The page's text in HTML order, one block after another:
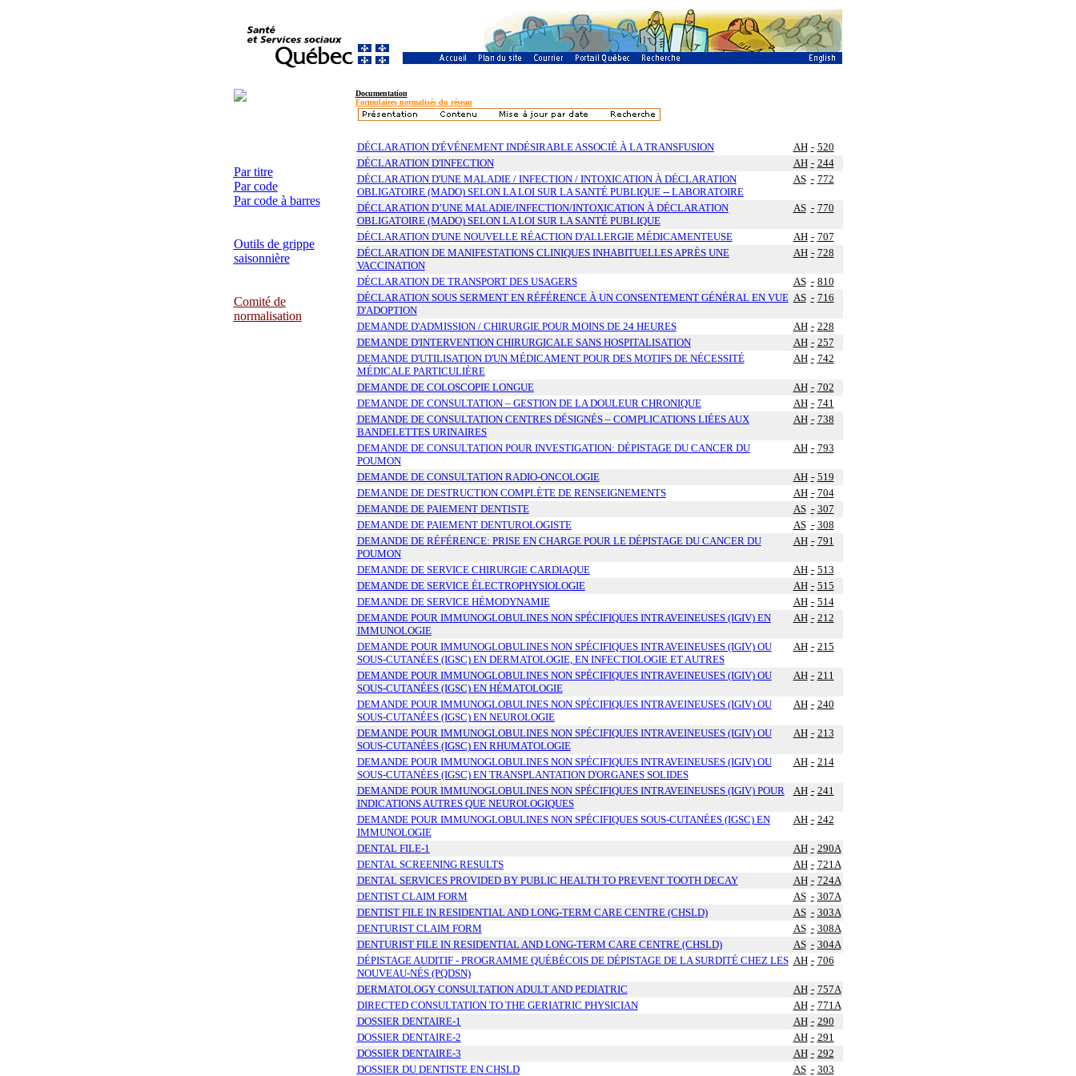
Documentation
Formulaires normalisés du réseau
Par titre
Par code
Par code à barres
Outils de grippe
saisonnière
Comité de
normalisation
DÉCLARATION D'ÉVÉNEMENT INDÉSIRABLE ASSOCIÉ À LA TRANSFUSION AH - 520
DÉCLARATION D'INFECTION
AH - 244
DÉCLARATION D'UNE MALADIE / INFECTION / INTOXICATION À DÉCLARATION
OBLIGATOIRE (MADO) SELON LA LOI SUR LA SANTÉ PUBLIQUE -- LABORATOIRE
AS - 772
DÉCLARATION D’UNE MALADIE/INFECTION/INTOXICATION À DÉCLARATION
OBLIGATOIRE (MADO) SELON LA LOI SUR LA SANTÉ PUBLIQUE
AS - 770
DÉCLARATION D'UNE NOUVELLE RÉACTION D'ALLERGIE MÉDICAMENTEUSE AH - 707
DÉCLARATION DE MANIFESTATIONS CLINIQUES INHABITUELLES APRÈS UNE
VACCINATION
AH - 728
DÉCLARATION DE TRANSPORT DES USAGERS AS - 810
DÉCLARATION SOUS SERMENT EN RÉFÉRENCE À UN CONSENTEMENT GÉNÉRAL EN VUE
D'ADOPTION
AS - 716
DEMANDE D'ADMISSION / CHIRURGIE POUR MOINS DE 24 HEURES AH - 228
DEMANDE D'INTERVENTION CHIRURGICALE SANS HOSPITALISATION
AH - 257
DEMANDE D'UTILISATION D'UN MÉDICAMENT POUR DES MOTIFS DE NÉCESSITÉ
MÉDICALE PARTICULIÈRE
AH - 742
DEMANDE DE COLOSCOPIE LONGUE AH - 702
DEMANDE DE CONSULTATION – GESTION DE LA DOULEUR CHRONIQUE
AH - 741
DEMANDE DE CONSULTATION CENTRES DÉSIGNÉS – COMPLICATIONS LIÉES AUX
BANDELETTES URINAIRES
AH - 738
DEMANDE DE CONSULTATION POUR INVESTIGATION: DÉPISTAGE DU CANCER DU
POUMON
AH - 793
DEMANDE DE CONSULTATION RADIO-ONCOLOGIE AH - 519
DEMANDE DE DESTRUCTION COMPLÈTE DE RENSEIGNEMENTS
AH - 704
DEMANDE DE PAIEMENT DENTISTE
AS - 307
DEMANDE DE PAIEMENT DENTUROLOGISTE
AS - 308
DEMANDE DE RÉFÉRENCE: PRISE EN CHARGE POUR LE DÉPISTAGE DU CANCER DU
POUMON
AH - 791
DEMANDE DE SERVICE CHIRURGIE CARDIAQUE AH - 513
DEMANDE DE SERVICE ÉLECTROPHYSIOLOGIE
AH - 515
DEMANDE DE SERVICE HÉMODYNAMIE
AH - 514
DEMANDE POUR IMMUNOGLOBULINES NON SPÉCIFIQUES INTRAVEINEUSES (IGIV) EN
IMMUNOLOGIE
AH - 212
DEMANDE POUR IMMUNOGLOBULINES NON SPÉCIFIQUES INTRAVEINEUSES (IGIV) OU
SOUS-CUTANÉES (IGSC) EN DERMATOLOGIE, EN INFECTIOLOGIE ET AUTRES
AH - 215
DEMANDE POUR IMMUNOGLOBULINES NON SPÉCIFIQUES INTRAVEINEUSES (IGIV) OU
SOUS-CUTANÉES (IGSC) EN HÉMATOLOGIE
AH - 211
DEMANDE POUR IMMUNOGLOBULINES NON SPÉCIFIQUES INTRAVEINEUSES (IGIV) OU
SOUS-CUTANÉES (IGSC) EN NEUROLOGIE
AH - 240
DEMANDE POUR IMMUNOGLOBULINES NON SPÉCIFIQUES INTRAVEINEUSES (IGIV) OU
SOUS-CUTANÉES (IGSC) EN RHUMATOLOGIE
AH - 213
DEMANDE POUR IMMUNOGLOBULINES NON SPÉCIFIQUES INTRAVEINEUSES (IGIV) OU
SOUS-CUTANÉES (IGSC) EN TRANSPLANTATION D'ORGANES SOLIDES
AH - 214
DEMANDE POUR IMMUNOGLOBULINES NON SPÉCIFIQUES INTRAVEINEUSES (IGIV) POUR
INDICATIONS AUTRES QUE NEUROLOGIQUES
AH - 241
DEMANDE POUR IMMUNOGLOBULINES NON SPÉCIFIQUES SOUS-CUTANÉES (IGSC) EN
IMMUNOLOGIE
AH - 242
DENTAL FILE-1 AH - 290A
DENTAL SCREENING RESULTS
AH - 721A
DENTAL SERVICES PROVIDED BY PUBLIC HEALTH TO PREVENT TOOTH DECAY
AH - 724A
DENTIST CLAIM FORM
AS - 307A
DENTIST FILE IN RESIDENTIAL AND LONG-TERM CARE CENTRE (CHSLD)
AS - 303A
DENTURIST CLAIM FORM
AS - 308A
DENTURIST FILE IN RESIDENTIAL AND LONG-TERM CARE CENTRE (CHSLD)
AS - 304A
DÉPISTAGE AUDITIF - PROGRAMME QUÉBÉCOIS DE DÉPISTAGE DE LA SURDITÉ CHEZ LES
NOUVEAU-NÉS (PQDSN)
AH - 706
DERMATOLOGY CONSULTATION ADULT AND PEDIATRIC AH - 757A
DIRECTED CONSULTATION TO THE GERIATRIC PHYSICIAN
AH - 771A
DOSSIER DENTAIRE-1
AH - 290
DOSSIER DENTAIRE-2
AH - 291
DOSSIER DENTAIRE-3
AH - 292
DOSSIER DU DENTISTE EN CHSLD
AS - 303